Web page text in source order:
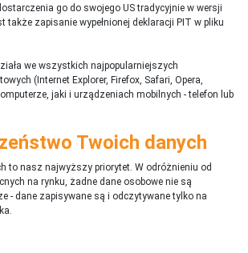
go do swojego US tradycyjnie w wersji
także zapisanie wypełnionej deklaracji PIT w pliku
we wszystkich najpopularniejszych
(Internet Explorer, Firefox, Safari, Opera,
jaki i urządzeniach mobilnych - telefon lub
Twoich danych
to nasz najwyższy priorytet. W odróżnieniu od
na rynku, żadne dane osobowe nie są
- dane zapisywane są i odczytywane tylko na